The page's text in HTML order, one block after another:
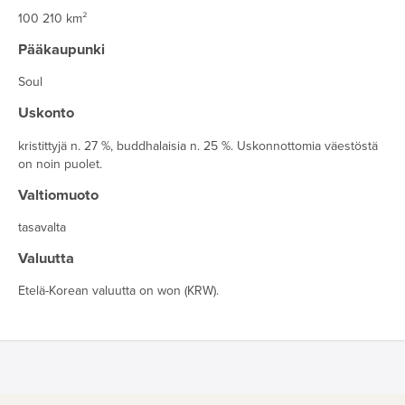
100 210 km²
Pääkaupunki
Soul
Uskonto
kristittyjä n. 27 %, buddhalaisia n. 25 %. Uskonnottomia väestöstä
on noin puolet.
Valtiomuoto
tasavalta
Valuutta
Etelä-Korean valuutta on won (KRW).